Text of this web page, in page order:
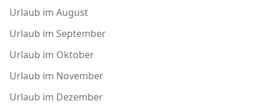
Urlaub im August
Urlaub im September
Urlaub im Oktober
Urlaub im November
Urlaub im Dezember